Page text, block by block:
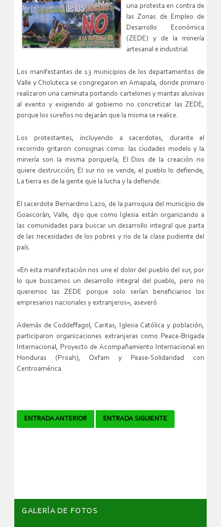
una protesta en contra de
las Zonas de Empleo de
Desarrollo Económica
(ZEDE) y de la minería
artesanal e industrial.
Los manifestantes de 13 municipios de los departamentos de
Valle y Choluteca se congregaron en Amapala, donde primero
realizaron una caminata portando cartelones y mantas alusivas
al evento y exigiendo al gobierno no concretizar las ZEDE,
porque los sureños no dejarán que la misma se realice.
Los protestantes, incluyendo a sacerdotes, durante el
recorrido gritaron consignas como: las ciudades modelo y la
minería son la misma porquería; El Dios de la creación no
quiere destrucción; El sur no se vende, el pueblo lo defiende;
La tierra es de la gente que la lucha y la defiende.
El sacerdote Bernardino Lazo, de la parroquia del municipio de
Goascorán, Valle, dijo que como Iglesia están organizando a
las comunidades para buscar un desarrollo integral que parta
de las necesidades de los pobres y no de la clase pudiente del
país.
«En esta manifestación nos une el dolor del pueblo del sur, por
lo que buscamos un desarrollo integral del pueblo, pero no
queremos las ZEDE porque solo serían beneficiarios los
empresarios nacionales y extranjeros», aseveró.
Además de Coddeffagol, Caritas, Iglesia Católica y población,
participaron organizaciones extranjeras como Peace-Brigada
Internacional, Proyecto de Acompañamiento Internacional en
Honduras (Proah), Oxfam y Pease-Solidaridad con
Centroamérica.
Navegador
ENTRADA ANTERIOR ENTRADA SIGUIENTE
GALERÌA DE FOTOS